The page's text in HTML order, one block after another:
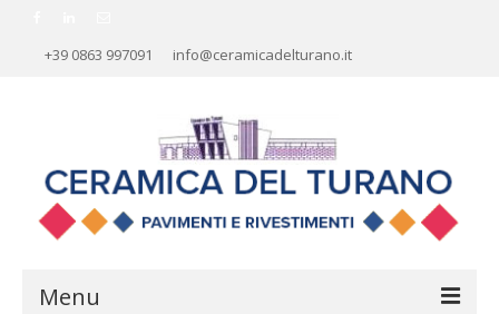
+39 0863 997091 info@ceramicadelturano.it
Menu